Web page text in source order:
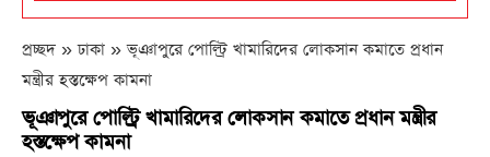
প্রচ্ছদ » ঢাকা »ভূঞাপুরে পোল্ট্রি খামারিদের লোকসান কমাতে প্রধান
মন্ত্রীর হস্তক্ষেপ কামনা
ভূঞাপুরে পোল্ট্রি খামারিদের লোকসান কমাতে প্রধান মন্ত্রীর
হস্তক্ষেপ কামনা